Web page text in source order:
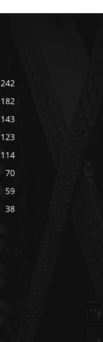
242
182
143
123
114
70
59
38